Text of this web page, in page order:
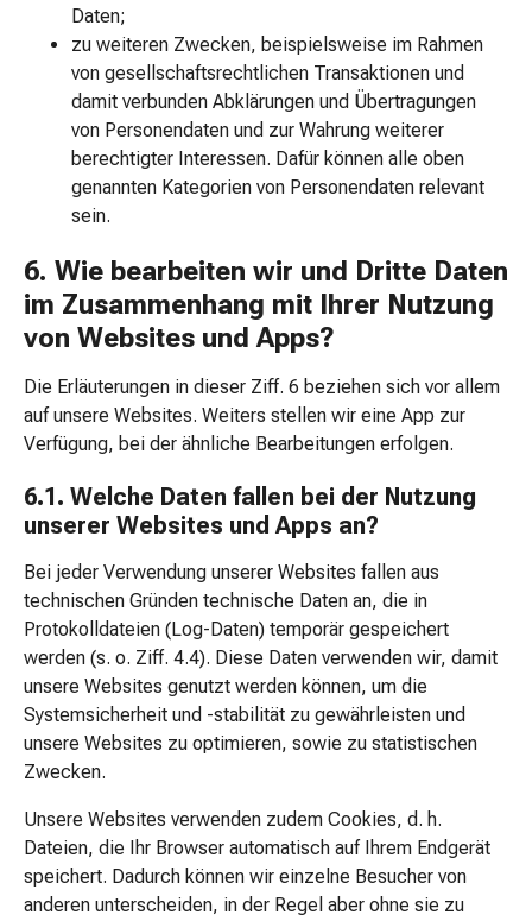
Set
Adventskalender
Ernährung
Sport
Figurbewusst
Schlankheitsnahrung
Sportzubehör
Sportlerernährung
Energieriegel
Frühstücksgetränke
&
Tee
Tea
&
Kräuter-
und
Früchtetee
Frühstücksgetränke
Kaffee
&
Tee
Milchgetränk
Säfte
Küche
Gewürze
Daten;
zu weiteren Zwecken, beispielsweise im Rahmen
von gesellschaftsrechtlichen Transaktionen und
damit verbunden Abklärungen und Übertragungen
von Personendaten und zur Wahrung weiterer
berechtigter Interessen. Dafür können alle oben
genannten Kategorien von Personendaten relevant
sein.
6. Wie bearbeiten wir und Dritte Daten
im Zusammenhang mit Ihrer Nutzung
von Websites und Apps?
Die Erläuterungen in dieser Ziff. 6 beziehen sich vor allem
auf unsere Websites. Weiters stellen wir eine App zur
Verfügung, bei der ähnliche Bearbeitungen erfolgen.
6.1. Welche Daten fallen bei der Nutzung
unserer Websites und Apps an?
Bei jeder Verwendung unserer Websites fallen aus
technischen Gründen technische Daten an, die in
Protokolldateien (Log-Daten) temporär gespeichert
werden (s. o. Ziff. 4.4). Diese Daten verwenden wir, damit
unsere Websites genutzt werden können, um die
Systemsicherheit und -stabilität zu gewährleisten und
unsere Websites zu optimieren, sowie zu statistischen
Zwecken.
Unsere Websites verwenden zudem Cookies, d. h.
Dateien, die Ihr Browser automatisch auf Ihrem Endgerät
speichert. Dadurch können wir einzelne Besucher von
anderen unterscheiden, in der Regel aber ohne sie zu